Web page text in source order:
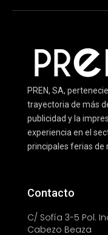
PREN, SA,
trayectoria de más
publicidad y la
experiencia en el
principales ferias de
Contacto
C/ Sofía 3-5 Pol.
Cabezo Beaza